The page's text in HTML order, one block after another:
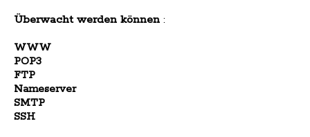
Überwacht werden können :
WWW
POP3
FTP
Nameserver
SMTP
SSH